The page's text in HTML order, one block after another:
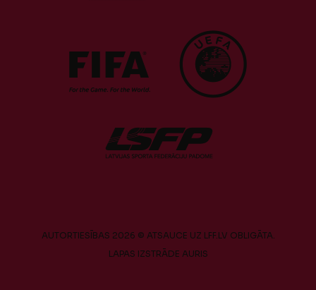
AUTORTIESĪBAS 2026 © ATSAUCE UZ LFF.LV OBLIGĀTA.
LAPAS IZSTRĀDE AURIS